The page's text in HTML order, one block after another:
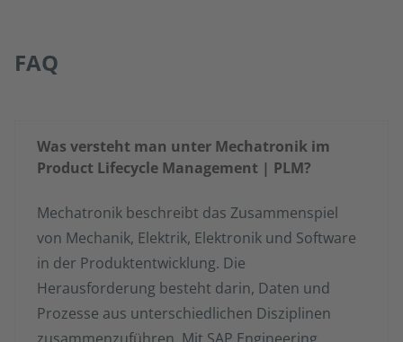
FAQ
Was versteht man unter Mechatronik im
Product Lifecycle Management | PLM?
Mechatronik beschreibt das Zusammenspiel
von Mechanik, Elektrik, Elektronik und Software
in der Produktentwicklung. Die
Herausforderung besteht darin, Daten und
Prozesse aus unterschiedlichen Disziplinen